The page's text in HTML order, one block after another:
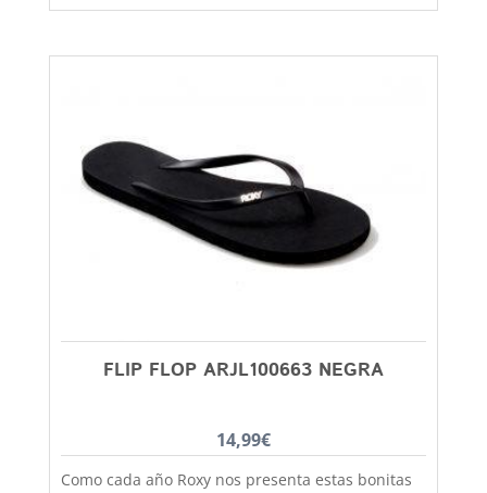
antideslizante, cuidando al máximo la calidad de
que podras perfectamente utilizarla también
practico, alegre y junenil que requieren tus looks
mas veraniegos. Este bonito modelo lo tienes
disponible desde la talla 36 hasta la 42, zapatos
bonitos para gente divertida, aquí en Capitán
Mlaspina la mejor calidad al mejor precio y con el
primer cambio siempre gratis.
FLIP FLOP ARJL100663 NEGRA
14,99€
Como cada año Roxy nos presenta estas bonitas